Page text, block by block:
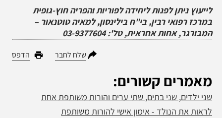
לייעוץ ניתן לפנות ליחידה לפוריות והפריה חוץ-גופית
במרכז רפואי רבין, בי"ח בילינסון, למאיה טוטנאור –
המבורגר, אחות אחראית, טל': 03-9377604
שלח לחבר הדפס
מאמרים קשורים:
שני ילדים, שני בתים, שתי ערים והורות משותפת אחת
לראות את הנולד - אימון אישי להורות משותפת